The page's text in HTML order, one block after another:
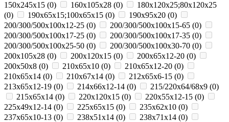
150x245x15 (0) 160x105x28 (0)
180х120х25;80х120х25
(0) 190х65х15;100х65х15 (0) 190х95х20 (0)
200/300/500x100x12-25 (0) 200/300/500x100x15-65 (0)
200/300/500x100x17-25 (0) 200/300/500x100x17-35 (0)
200/300/500x100x25-50 (0) 200/300/500x100x30-70 (0)
200x105x28 (0) 200x120x15 (0) 200x65x12-20 (0)
200х50х8 (0) 210x65x10 (0) 210x65x12-20 (0)
210x65x14 (0) 210х67х14 (0) 212x65x6-15 (0)
213x65x12-19 (0) 214x66x12-14 (0) 215/220х64/68х9 (0)
215х65х14 (0) 220x120x15 (0) 220x55x12-15 (0)
225x49x12-14 (0) 225х65х15 (0) 235x62x10 (0)
237x65x10-13 (0) 238х51х14 (0) 238х71х14 (0)